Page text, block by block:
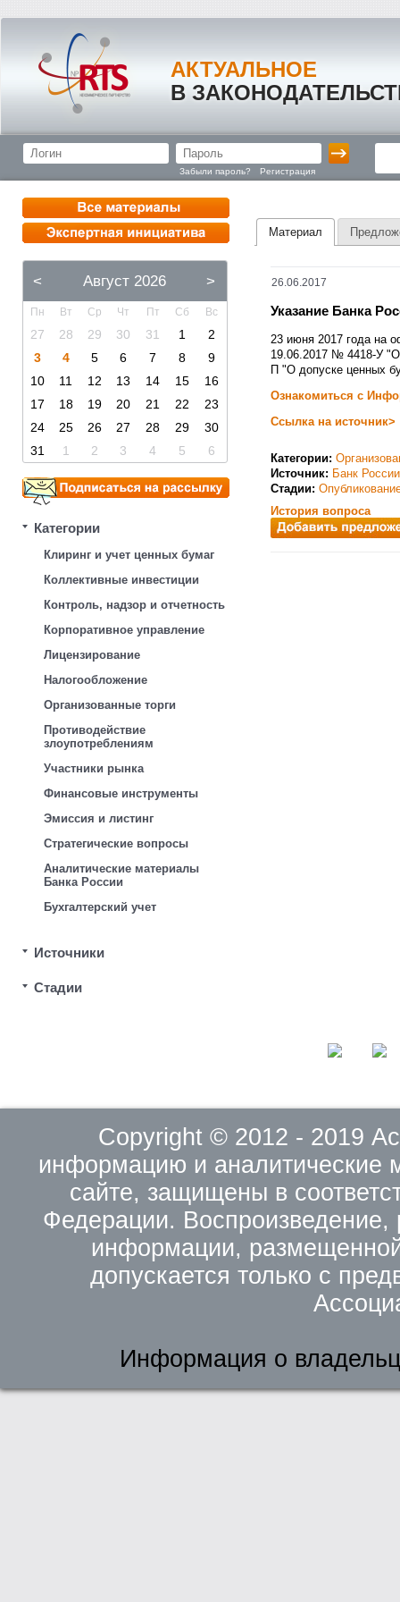
АКТУАЛЬНОЕ
В
Забыли пароль? Регистрация
< Август 2026 >
Пн Вт Ср Чт Пт Сб Вс
27 28 29 30 31 1
2
3
4 5 6 7 8
9
10
11 12 13 14 15
16
17
18 19 20 21 22
23
24
25 26 27 28 29
30
31
1 2 3 4 5 6
Категории
Клиринг и учет ценных бумаг
Коллективные инвестиции
Контроль, надзор и отчетность
Корпоративное управление
Лицензирование
Налогообложение
Организованные торги
Противодействие
злоупотреблениям
Участники рынка
Финансовые инструменты
Эмиссия и листинг
Стратегические вопросы
Аналитические материалы
Банка России
Бухгалтерский учет
Источники
Стадии
Материал
26.06.2017
Указание Банка
23 июня 2017 года на
19.06.2017 № 4418-У
П "О допуске ценных
Ознакомиться с
Ссылка на источник>
Категории:
Источник: Банк России
Стадии:
История вопроса
Copyright © 2012 - 2019
информацию и
сайте, защищены в
Федерации. Воспроизведение,
информации,
допускается только с
Информация о